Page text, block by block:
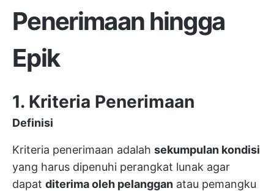
Penerimaan hingga
Epik
1. Kriteria Penerimaan
Definisi
Kriteria penerimaan adalah sekumpulan kondisi
yang harus dipenuhi perangkat lunak agar
dapat diterima oleh pelanggan atau pemangku